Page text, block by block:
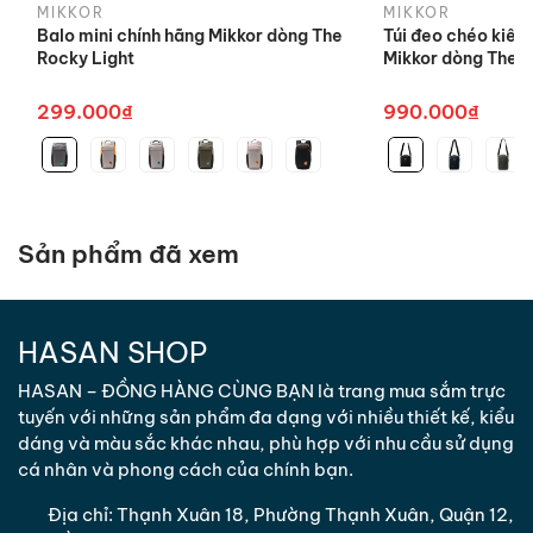
trả sản
phẩm
đổi trả sản
phẩm
tiếp đến văn phòng/ cửa hàng của
chúng tôi hoặc chuyển qua đường
chuyển phát.
góp/khiếu nại liên quan đến chất lượng sản phẩm,
sóc khách hàng của chúng tôi.
3. Hình thức đổi trả
- Chúng tôi thực hiện đổi hàng hóa đúng loại sản
phẩm mà khách hàng đặt đối với sản phẩm giao
sai hàng/ sai số lượng hoặc khi phát sinh sản phẩm
không đạt cam kết.
- Đổi sản phẩm khác có giá trị tương đương cho
MIKKOR
Balo mini chính hãng Mikkor dòng The
Rocky Light
299.000₫
MIKKOR
Túi đeo chéo
Mikkor dòng The
990.000₫
Sản phẩm đã xem
HASAN SHOP
HASAN – ĐỒNG HÀNG CÙNG BẠN là trang mua sắm trực
tuyến với những sản phẩm đa dạng với nhiều thiết kế, kiểu
dáng và màu sắc khác nhau, phù hợp với nhu cầu sử dụng
cá nhân và phong cách của chính bạn.
Địa chỉ: Thạnh Xuân 18, Phường Thạnh Xuân, Quận 12,